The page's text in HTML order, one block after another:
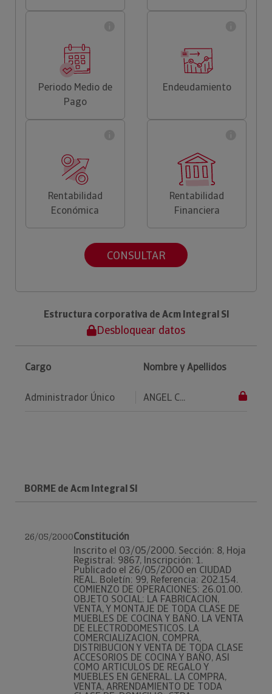
Periodo Medio de
Pago
Endeudamiento
Rentabilidad
Económica
Rentabilidad
Financiera
CONSULTAR
Estructura corporativa de Acm Integral Sl
Desbloquear datos
Cargo Nombre y Apellidos
Administrador Único ANGEL C...
BORME de Acm Integral Sl
26/05/2000Constitución
Inscrito el 03/05/2000. Sección: 8, Hoja
Registral: 9867, Inscripción: 1.
Publicado el 26/05/2000 en CIUDAD
REAL. Boletín: 99, Referencia: 202.154.
COMIENZO DE OPERACIONES: 26.01.00.
OBJETO SOCIAL: LA FABRICACION,
VENTA, Y MONTAJE DE TODA CLASE DE
MUEBLES DE COCINA Y BAÑO. LA VENTA
DE ELECTRODOMESTICOS. LA
COMERCIALIZACION, COMPRA,
DISTRIBUCION Y VENTA DE TODA CLASE
ACCESORIOS DE COCINA Y BAÑO, ASI
COMO ARTICULOS DE REGALO Y
MUEBLES EN GENERAL. LA COMPRA,
VENTA, ARRENDAMIENTO DE TODA